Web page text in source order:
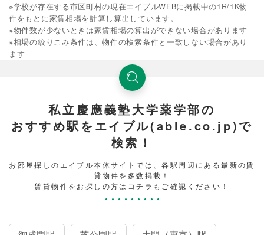
※学校が存在する市区町村の現在エイブルWEBに掲載中の1R/1K物
件をもとに家賃相場を計算し算出しています。
※物件数が少ないときは家賃相場の算出ができない場合があります
※相場の絞りこみ条件は、物件の検索条件と一致しない場合があり
ます
私立慶應義塾大学薬学部の
おすすめ駅をエイブル(able.co.jp)で
検索！
お部屋探しのエイブル本体サイトでは、各駅周辺にある最新の賃
貸物件を多数掲載！
賃貸物件をお探しの方はコチラもご確認ください！